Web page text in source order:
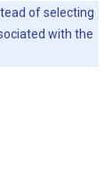
of selecting
with the